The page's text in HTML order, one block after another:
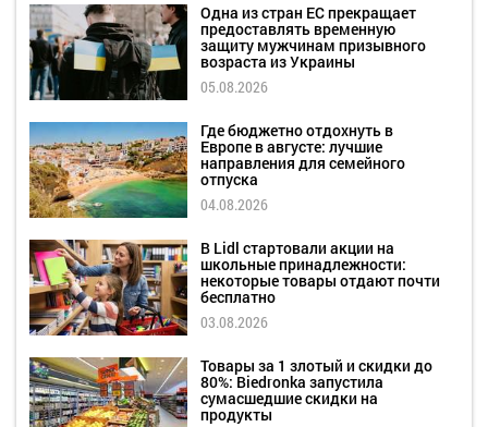
Одна из стран ЕС прекращает
предоставлять временную
защиту мужчинам призывного
возраста из Украины
05.08.2026
Где бюджетно отдохнуть в
Европе в августе: лучшие
направления для семейного
отпуска
04.08.2026
В Lidl стартовали акции на
школьные принадлежности:
некоторые товары отдают почти
бесплатно
03.08.2026
Товары за 1 злотый и скидки до
80%: Biedronka запустила
сумасшедшие скидки на
продукты